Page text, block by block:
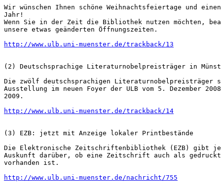
Wir wünschen Ihnen schöne Weihnachtsfeiertage und
Jahr!
Wenn Sie in der Zeit die Bibliothek nutzen möchten,
unsere etwas geänderten Öffnungszeiten.
http://www.ulb.uni-muenster.de/trackback/13
(2) Deutschsprachige Literaturnobelpreisträger in
Die zwölf deutschsprachigen Literaturnobelpreisträger
Ausstellung im neuen Foyer der ULB vom 5. Dezember
2009.
http://www.ulb.uni-muenster.de/trackback/14
(3) EZB: jetzt mit Anzeige lokaler Printbestände
Die Elektronische Zeitschriftenbibliothek (EZB) gibt
Auskunft darüber, ob eine Zeitschrift auch als
vorhanden ist.
http://www.ulb.uni-muenster.de/nachricht/755